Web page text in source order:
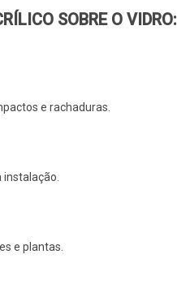
SOBRE O VIDRO:
e rachaduras.
e plantas.